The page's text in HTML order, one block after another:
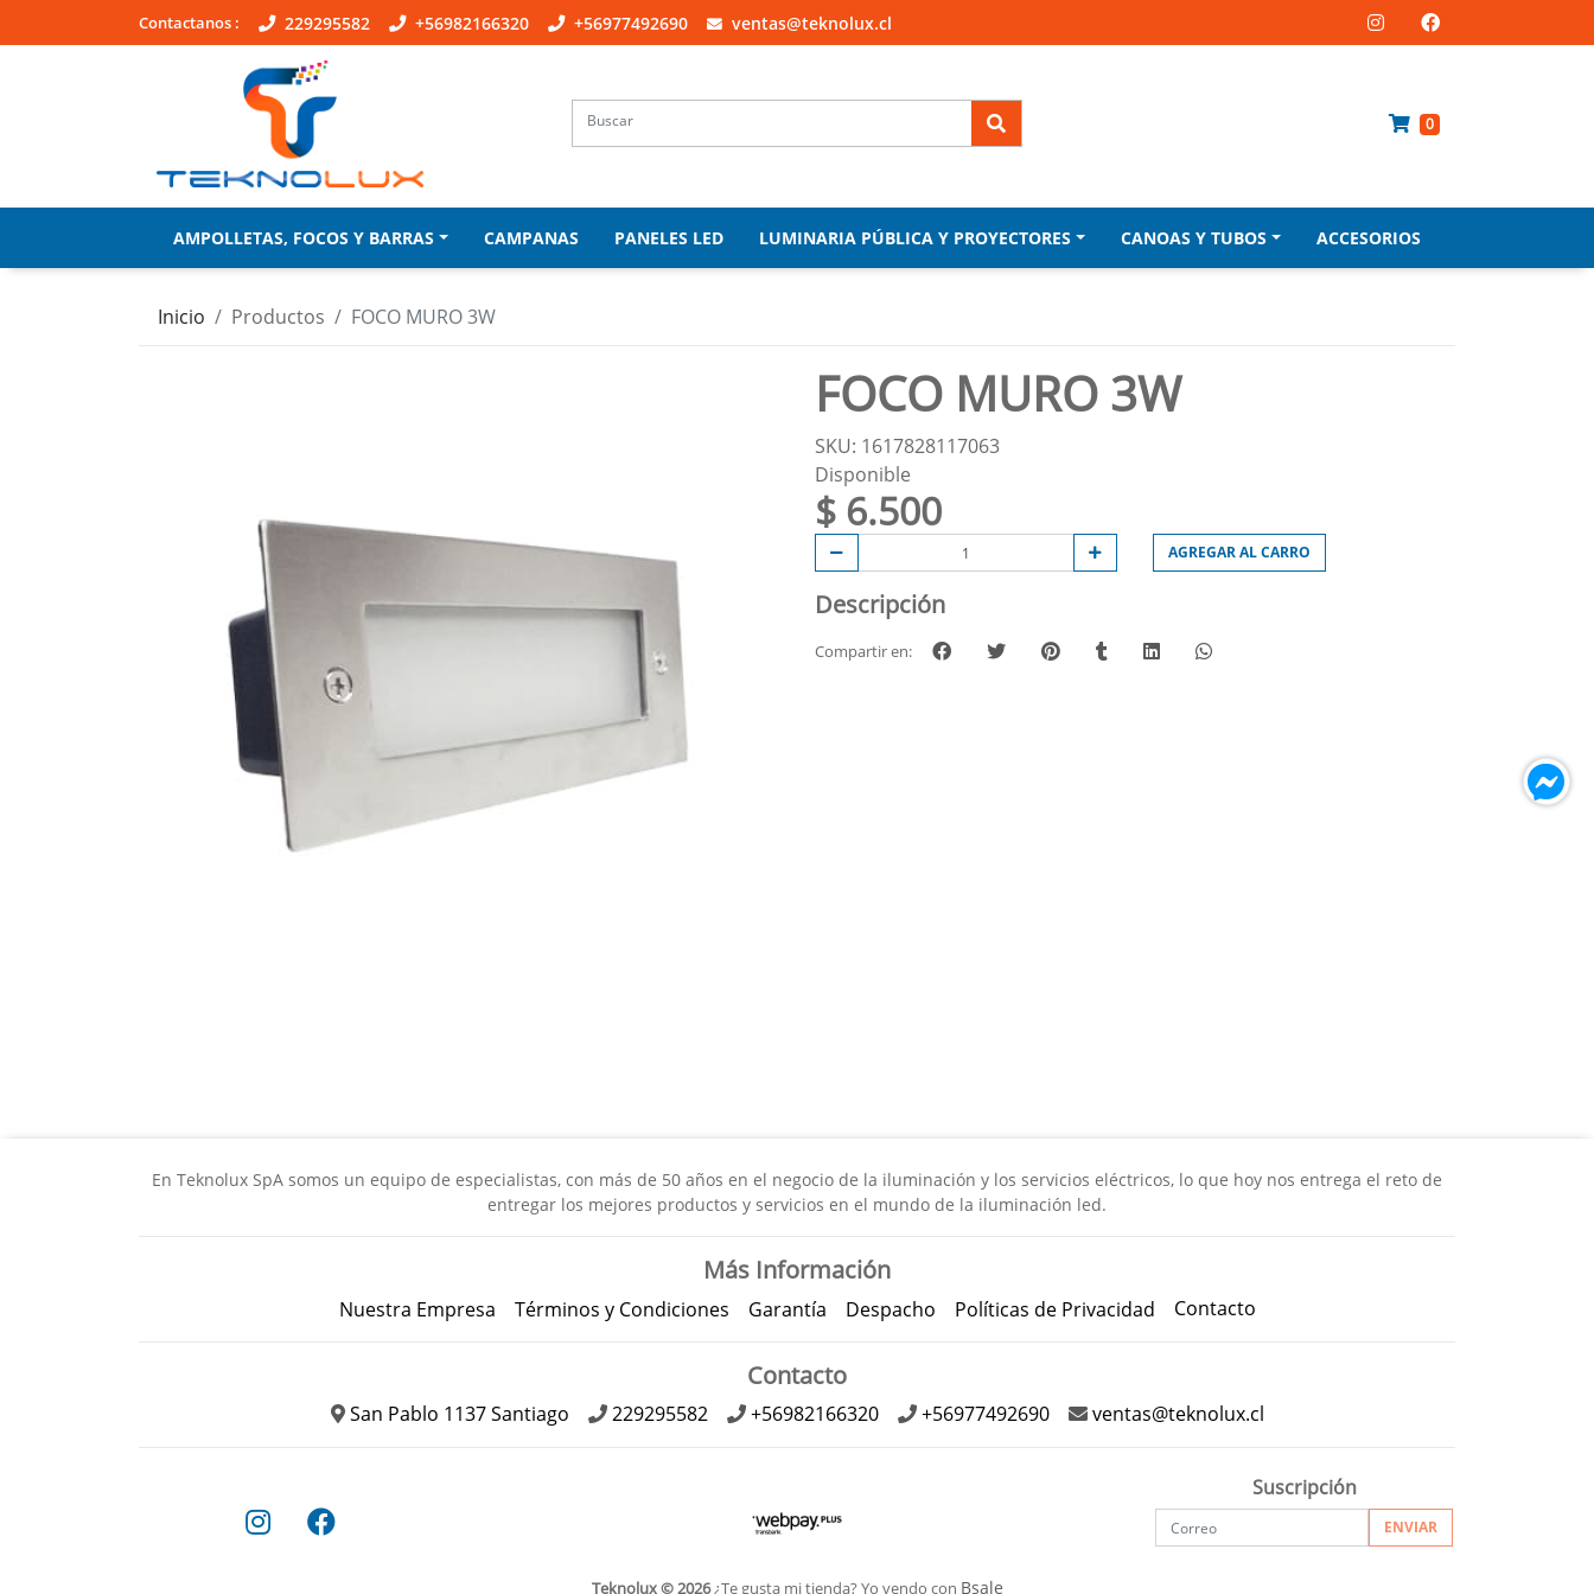
Contactanos : 229295582 +56982166320 +56977492690 ventas@teknolux.cl
0
AMPOLLETAS, FOCOS Y BARRAS CAMPANAS PANELES LED LUMINARIA PÚBLICA Y PROYECTORES CANOAS Y TUBOS ACCESORIOS
Inicio Productos FOCO MURO 3W
FOCO MURO 3W
SKU: 1617828117063
Disponible
$ 6.500
AGREGAR AL CARRO
Descripción
Compartir en:
En Teknolux SpA somos un equipo de especialistas, con más de 50 años en el negocio de la iluminación y los servicios eléctricos, lo que hoy nos entrega el reto de
entregar los mejores productos y servicios en el mundo de la iluminación led.
Más Información
Nuestra Empresa Términos y Condiciones Garantía Despacho Políticas de Privacidad Contacto
Contacto
San Pablo 1137 Santiago 229295582 +56982166320 +56977492690 ventas@teknolux.cl
Suscripción
ENVIAR
Teknolux © 2026¿Te gusta mi tienda? Yo vendo con Bsale